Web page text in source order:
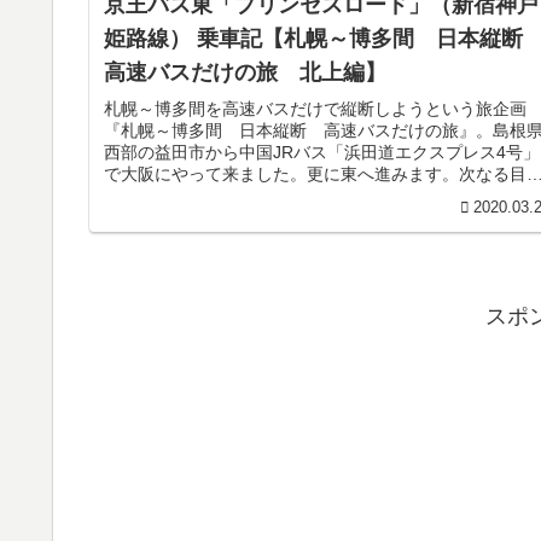
姫路線） 乗車記【札幌～博多間 日本縦断
高速バスだけの旅 北上編】
札幌～博多間を高速バスだけで縦断しようという旅企画
『札幌～博多間 日本縦断 高速バスだけの旅』。島根県
西部の益田市から中国JRバス「浜田道エクスプレス4号」
で大阪にやって来ました。更に東へ進みます。次なる目的
スポ